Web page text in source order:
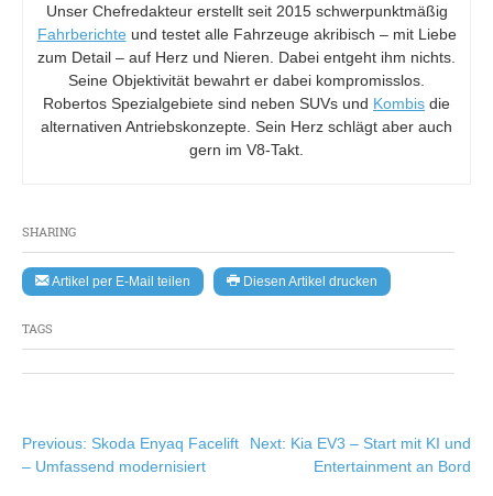
SHARING
Artikel per E-Mail teilen Diesen Artikel drucken
TAGS
Unser Chefredakteur erstellt seit 2015 schwerpunktmäßig
Fahrberichte und testet alle Fahrzeuge akribisch – mit Liebe
zum Detail – auf Herz und Nieren. Dabei entgeht ihm nichts.
Seine Objektivität bewahrt er dabei kompromisslos.
Robertos Spezialgebiete sind neben SUVs und Kombis die
alternativen Antriebskonzepte. Sein Herz schlägt aber auch
gern im V8-Takt.
Beitragsnavigation
Previous: Skoda Enyaq Facelift
– Umfassend modernisiert
Next: Kia EV3 – Start mit KI und
Entertainment an Bord